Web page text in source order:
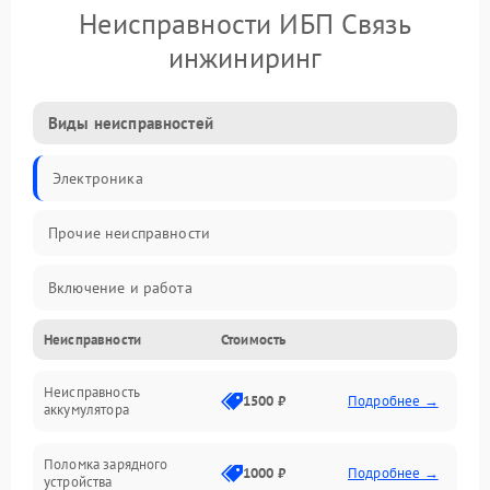
Неисправности ИБП Связь
инжиниринг
Виды неисправностей
Электроника
Прочие неисправности
Включение и работа
Работа с нагрузкой
Звук и индикация
Неисправности Стоимость
Неисправность
аккумулятора
1500 ₽ Подробнее →
Поломка зарядного
устройства
1000 ₽ Подробнее →